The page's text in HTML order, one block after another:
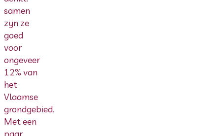
samen
zijn ze
goed
voor
ongeveer
12% van
het
Vlaamse
grondgebied.
Met een